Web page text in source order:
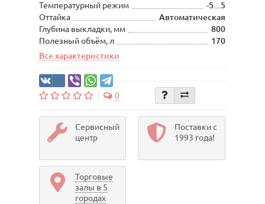
Температурный режим
-5...5
Оттайка
Автоматическая
Глубина выкладки, мм
800
Полезный объём, л
170
Все характеристики
0
Сервисный
центр
Поставки с
1993 года!
Торговые
залы в 5
городах